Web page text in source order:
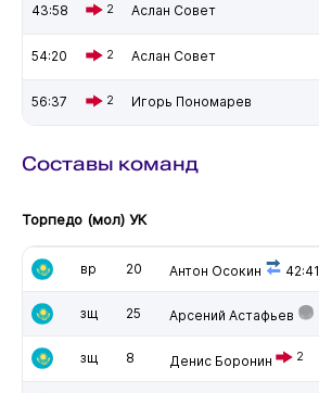
43:58 2 Аслан Совет
54:20 2 Аслан Совет
56:37 2 Игорь Пономарев
Составы команд
Торпедо (мол) УК
вр 20 Антон Осокин 42:41
зщ 25 Арсений Астафьев
зщ 8 Денис Боронин 2